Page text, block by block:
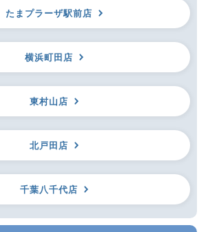
たまプラーザ駅前店
横浜町田店
東村山店
北戸田店
千葉八千代店